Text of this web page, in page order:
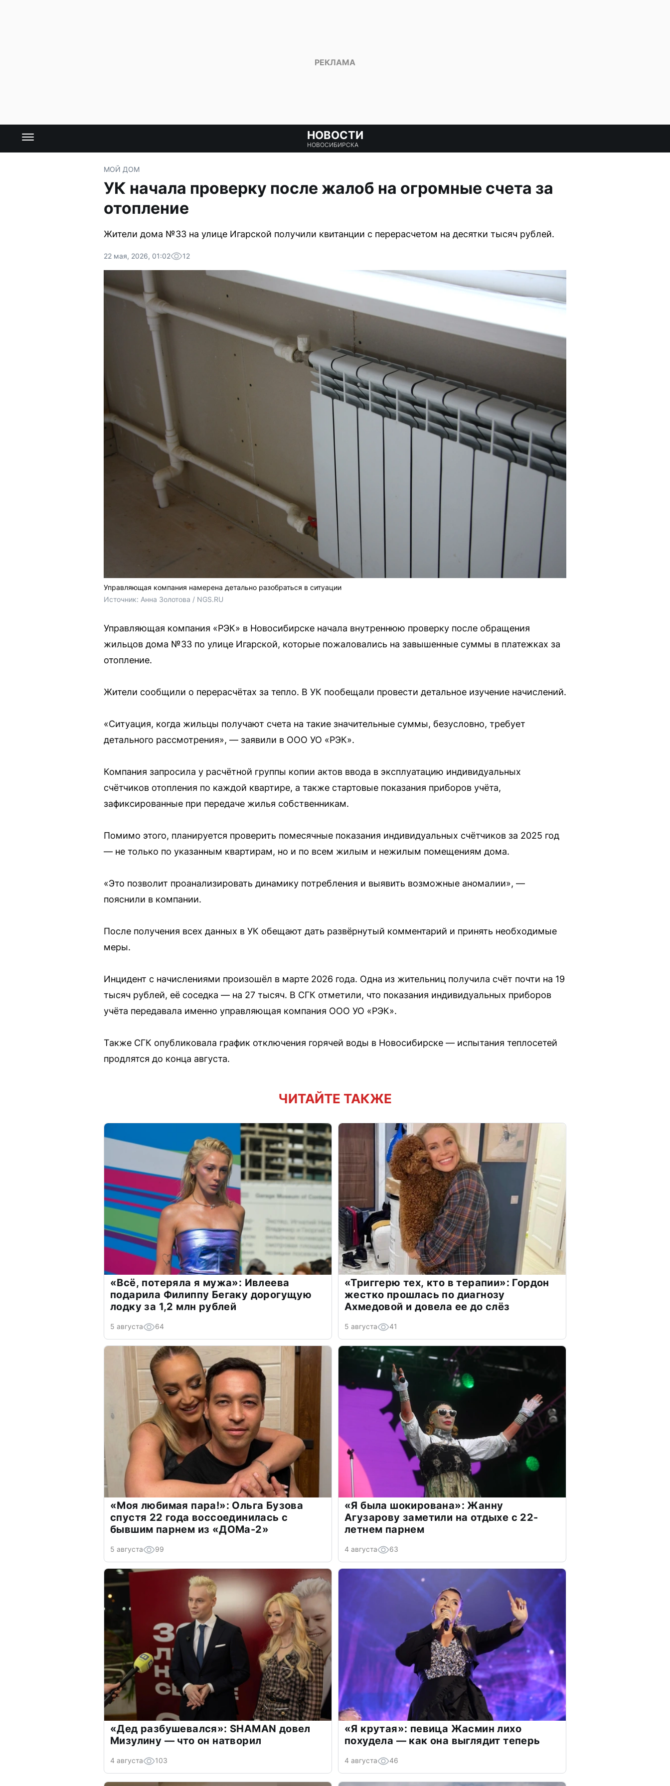
НОВОСТИ
НОВОСИБИРСКА
МОЙ ДОМ
УК начала проверку после жалоб на огромные счета за
отопление
Жители дома №33 на улице Игарской получили квитанции с перерасчетом на десятки тысяч рублей.
22 мая, 2026, 01:02 12
Управляющая компания намерена детально разобраться в ситуации
Источник: Анна Золотова / NGS.RU
Управляющая компания «РЭК» в Новосибирске начала внутреннюю проверку после обращения
жильцов дома №33 по улице Игарской, которые пожаловались на завышенные суммы в платежках за
отопление.
Жители сообщили о перерасчётах за тепло. В УК пообещали провести детальное изучение начислений.
«Ситуация, когда жильцы получают счета на такие значительные суммы, безусловно, требует
детального рассмотрения», — заявили в ООО УО «РЭК».
Компания запросила у расчётной группы копии актов ввода в эксплуатацию индивидуальных
счётчиков отопления по каждой квартире, а также стартовые показания приборов учёта,
зафиксированные при передаче жилья собственникам.
Помимо этого, планируется проверить помесячные показания индивидуальных счётчиков за 2025 год
— не только по указанным квартирам, но и по всем жилым и нежилым помещениям дома.
«Это позволит проанализировать динамику потребления и выявить возможные аномалии», —
пояснили в компании.
После получения всех данных в УК обещают дать развёрнутый комментарий и принять необходимые
меры.
Инцидент с начислениями произошёл в марте 2026 года. Одна из жительниц получила счёт почти на 19
тысяч рублей, её соседка — на 27 тысяч. В СГК отметили, что показания индивидуальных приборов
учёта передавала именно управляющая компания ООО УО «РЭК».
Также СГК опубликовала график отключения горячей воды в Новосибирске — испытания теплосетей
продлятся до конца августа.
ЧИТАЙТЕ ТАКЖЕ
«Всё, потеряла я мужа»: Ивлеева
подарила Филиппу Бегаку дорогущую
лодку за 1,2 млн рублей
5 августа 64
«Триггерю тех, кто в терапии»: Гордон
жестко прошлась по диагнозу
Ахмедовой и довела ее до слёз
5 августа 41
«Моя любимая пара!»: Ольга Бузова
спустя 22 года воссоединилась с
бывшим парнем из «ДОМа-2»
5 августа 99
«Я была шокирована»: Жанну
Агузарову заметили на отдыхе с 22-
летнем парнем
4 августа 63
«Дед разбушевался»: SHAMAN довел
Мизулину — что он натворил
4 августа 103
«Я крутая»: певица Жасмин лихо
похудела — как она выглядит теперь
4 августа 46